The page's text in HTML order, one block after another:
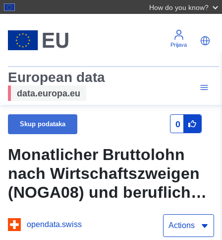
How do you know?
Prijava
European data
data.europa.eu
Skup podataka 0
Monatlicher Bruttolohn
nach Wirtschaftszweigen
(NOGA08) und beruflicher
Stellung - Privater Sektor -
Tessin (TI) [TA1_b_GR-7]
opendata.swiss Actions